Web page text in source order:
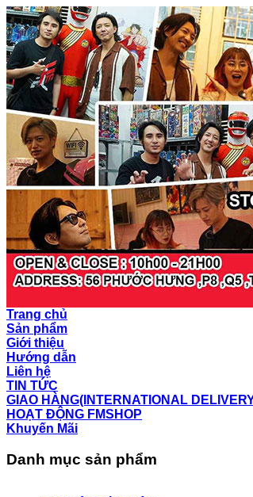
Trang chủ
Sản phẩm
Giới thiệu
Hướng dẫn
Liên hệ
TIN TỨC
GIAO HÀNG(INTERNATIONAL
HOẠT ĐỘNG FMSHOP
Khuyến Mãi
Danh mục sản phẩm